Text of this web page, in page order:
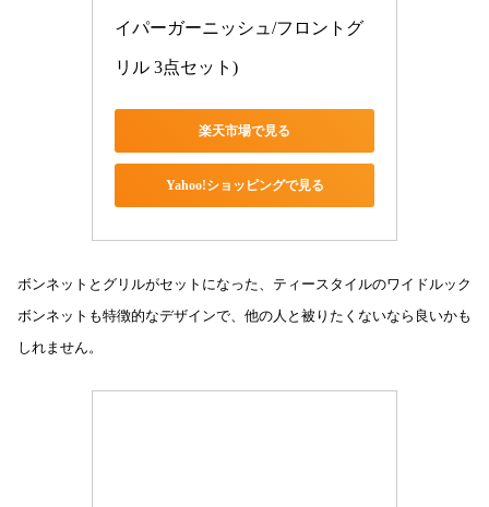
イパーガーニッシュ/フロントグ
リル 3点セット)
楽天市場で見る
Yahoo!ショッピングで見る
ボンネットとグリルがセットになった、ティースタイルのワイドルック
ボンネットも特徴的なデザインで、他の人と被りたくないなら良いかも
しれません。